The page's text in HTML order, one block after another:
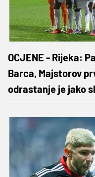
OCJENE - Rijeka:
Barca, Majstorov
odrastanje je jako